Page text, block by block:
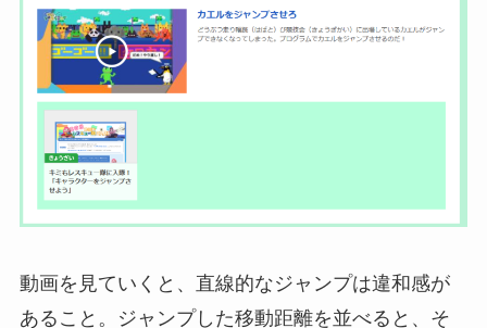
動画を見ていくと、直線的なジャンプは違和感が
あること。ジャンプした移動距離を並べると、そ